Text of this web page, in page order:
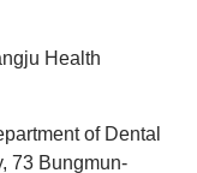
Health
of Dental
73 Bungmun-